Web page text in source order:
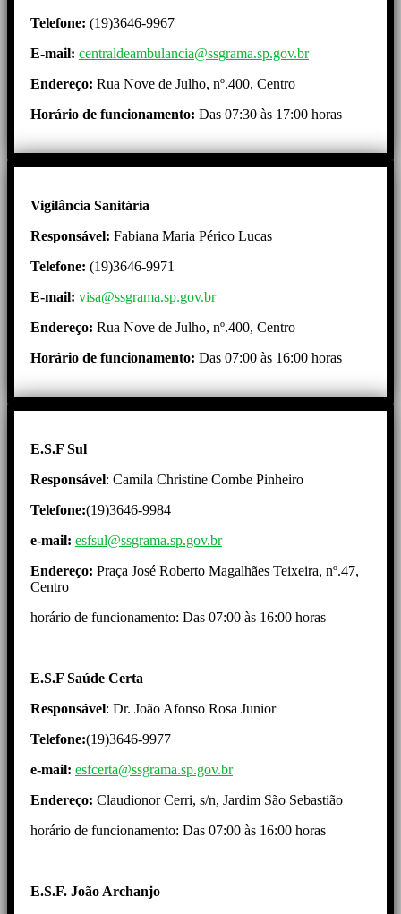
Telefone: (19)3646-9967
E-mail: centraldeambulancia@ssgrama.sp.gov.br
Endereço: Rua Nove de Julho, nº.400, Centro
Horário de funcionamento: Das 07:30 às 17:00 horas
Vigilância Sanitária
Responsável: Fabiana Maria Périco Lucas
Telefone: (19)3646-9971
E-mail: visa@ssgrama.sp.gov.br
Endereço: Rua Nove de Julho, nº.400, Centro
Horário de funcionamento: Das 07:00 às 16:00 horas
E.S.F Sul
Responsável: Camila Christine Combe Pinheiro
Telefone:(19)3646-9984
e-mail: esfsul@ssgrama.sp.gov.br
Endereço: Praça José Roberto Magalhães Teixeira, nº.47,
Centro
horário de funcionamento: Das 07:00 às 16:00 horas
E.S.F Saúde Certa
Responsável: Dr. João Afonso Rosa Junior
Telefone:(19)3646-9977
e-mail: esfcerta@ssgrama.sp.gov.br
Endereço: Claudionor Cerri, s/n, Jardim São Sebastião
horário de funcionamento: Das 07:00 às 16:00 horas
E.S.F. João Archanjo